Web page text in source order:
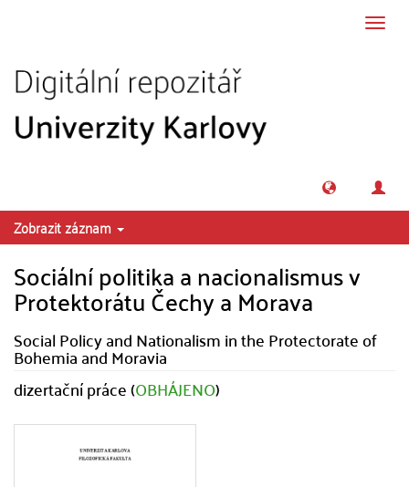
Zobrazit záznam
Sociální politika a nacionalismus v
Protektorátu Čechy a Morava
Social Policy and Nationalism in the Protectorate of
Bohemia and Moravia
dizertační práce (OBHÁJENO)